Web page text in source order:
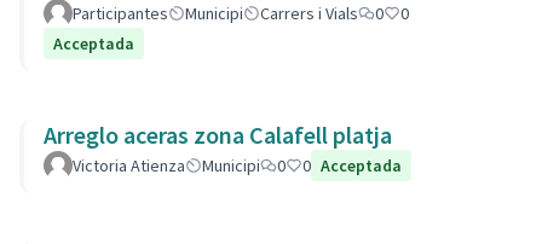
Participantes Municipi Carrers i Vials 0
0
Acceptada
Arreglo aceras zona Calafell platja
Victoria Atienza Municipi 0 0 Acceptada